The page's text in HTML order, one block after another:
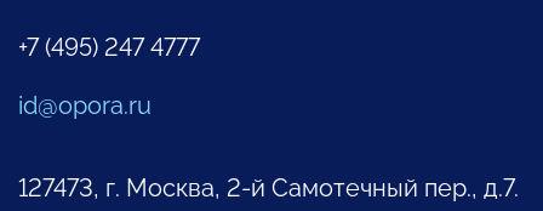
+7 (495) 247 4777
id@opora.ru
127473, г. Москва, 2-й Самотечный пер., д.7.